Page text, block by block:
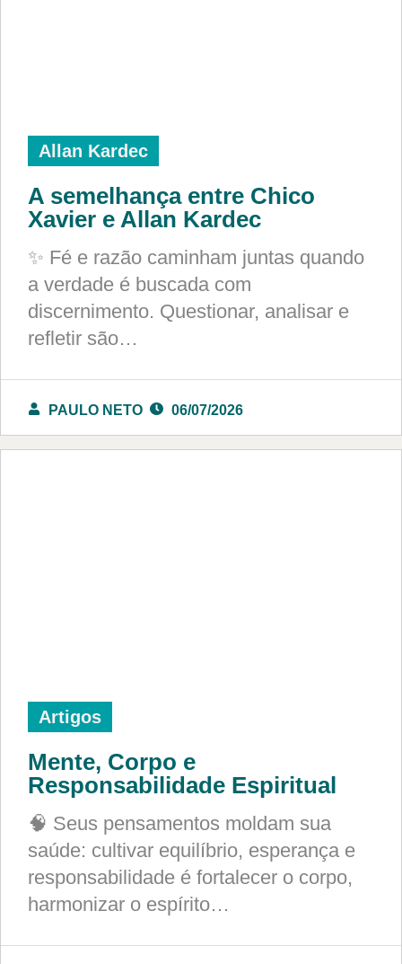
Allan Kardec
A semelhança entre Chico
Xavier e Allan Kardec
✨ Fé e razão caminham juntas quando
a verdade é buscada com
discernimento. Questionar, analisar e
refletir são…
PAULO NETO 06/07/2026
Artigos
Mente, Corpo e
Responsabilidade Espiritual
🧠 Seus pensamentos moldam sua
saúde: cultivar equilíbrio, esperança e
responsabilidade é fortalecer o corpo,
harmonizar o espírito…